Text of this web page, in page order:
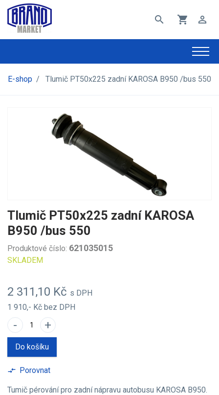
search shopping_cart perm_identity
E-shop / Tlumič PT50x225 zadní KAROSA B950 /bus 550
Tlumič PT50x225 zadní KAROSA
B950 /bus 550
Produktové číslo: 621035015
SKLADEM
2 311,10 Kč s DPH
1 910,- Kč bez DPH
- +
Do košíku
compare_arrows Porovnat
Tumič pérování pro zadní nápravu autobusu KAROSA B950.